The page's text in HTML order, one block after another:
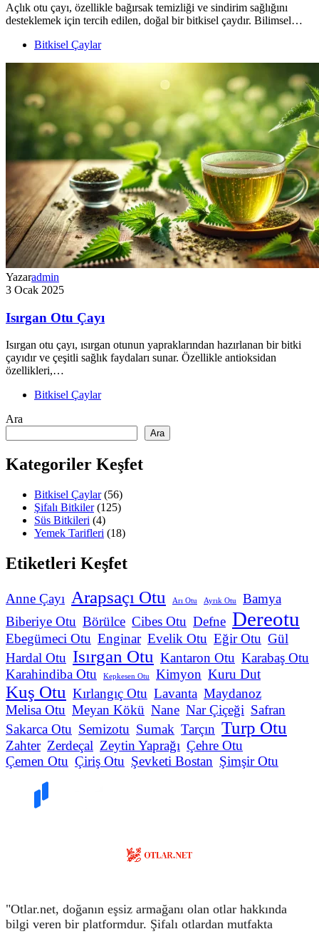
Açlık otu çayı, özellikle bağırsak temizliği ve sindirim sağlığını
desteklemek için tercih edilen, doğal bir bitkisel çaydır. Bilimsel…
Bitkisel Çaylar
Yazaradmin
3 Ocak 2025
Isırgan Otu Çayı
Isırgan otu çayı, ısırgan otunun yapraklarından hazırlanan bir bitki
çayıdır ve çeşitli sağlık faydaları sunar. Özellikle antioksidan
özellikleri,…
Bitkisel Çaylar
Ara
Ara
Kategoriler Keşfet
Bitkisel Çaylar(56)
Şifalı Bitkiler(125)
Süs Bitkileri (4)
Yemek Tarifleri (18)
Etiketleri Keşfet
Anne Çayı Arapsaçı Otu Arı Otu Ayrık Otu
Bamya
Biberiye Otu Börülce Cibes Otu Defne Dereotu
Ebegümeci Otu Enginar Evelik Otu Eğir Otu Gül
Hardal Otu Isırgan Otu Kantaron Otu Karabaş Otu
Karahindiba Otu
Kepkesen Otu Kimyon Kuru Dut
Kuş Otu Kırlangıç Otu Lavanta Maydanoz
Melisa Otu Meyan Kökü Nane Nar Çiçeği Safran
Sakarca Otu Semizotu Sumak Tarçın Turp Otu
Zahter Zerdeçal Zeytin Yaprağı Çehre Otu
Çemen Otu Çiriş Otu Şevketi Bostan Şimşir Otu
"Otlar.net, doğanın eşsiz armağanı olan otlar hakkında
bilgi veren bir platformdur. Şifalı otlardan mutfakta